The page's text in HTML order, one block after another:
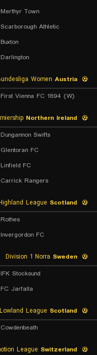
Merthyr Town
Scarborough Athletic
Buxton
Darlington
Austria
First Vienna FC 1894 (W)
Northern Ireland
Dungannon Swifts
Glentoran FC
Linfield FC
Carrick Rangers
Scotland
Rothes
Invergordon FC
Sweden
IFK Stocksund
FC Jarfalla
Scotland
Cowdenbeath
Switzerland